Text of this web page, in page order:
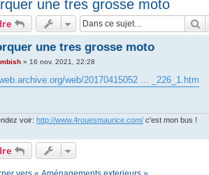
une tres grosse moto
une tres grosse moto
» 16 nov. 2021, 22:28
web/20170415052 ... _226_1.htm
voir: http://www.4rouesmaurice.com/ c'est mon bus !